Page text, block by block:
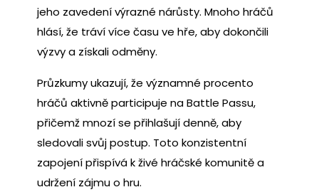
jeho zavedení výrazné nárůsty. Mnoho hráčů
hlásí, že tráví více času ve hře, aby dokončili
výzvy a získali odměny.
Průzkumy ukazují, že významné procento
hráčů aktivně participuje na Battle Passu,
přičemž mnozí se přihlašují denně, aby
sledovali svůj postup. Toto konzistentní
zapojení přispívá k živé hráčské komunitě a
udržení zájmu o hru.